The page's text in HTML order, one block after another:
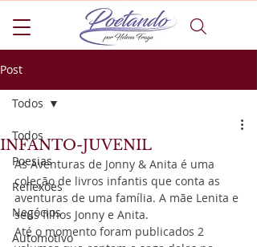
Post
Todos
Poesias
Reflexões
Negócios
Automotivo
Todos
INFANTO-JUVENIL
As Aventuras de Jonny & Anita é uma
coleção de livros infantis que conta as
aventuras de uma família. A mãe Lenita e
seus filhos Jonny e Anita.
Até o momento foram publicados 2